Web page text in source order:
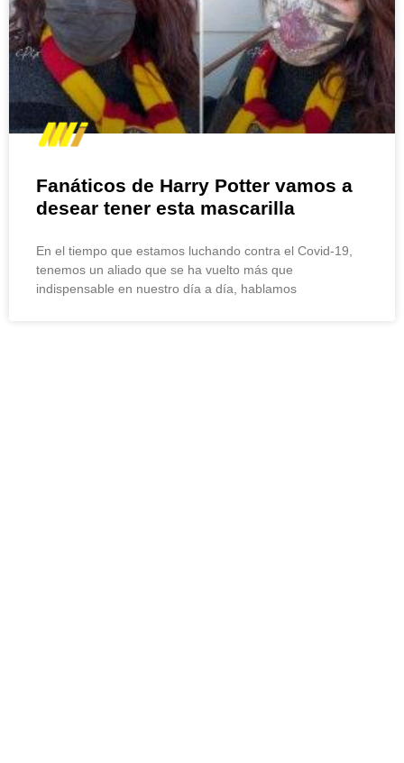
Fanáticos de Harry Potter vamos a
desear tener esta mascarilla
En el tiempo que estamos luchando contra el Covid-19,
tenemos un aliado que se ha vuelto más que
indispensable en nuestro día a día, hablamos